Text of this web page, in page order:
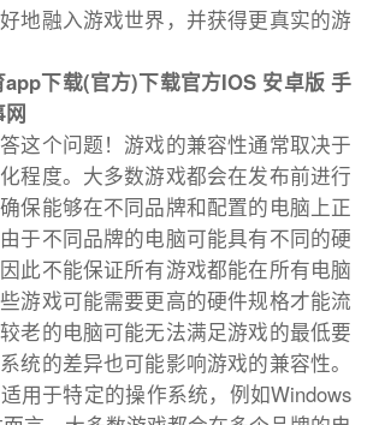
地融入游戏世界，并获得更真实的游
下载(官方)下载官方IOS 安卓版 手
这个问题！游戏的兼容性通常取决于
程度。大多数游戏都会在发布前进行
保能够在不同品牌和配置的电脑上正
于不同品牌的电脑可能具有不同的硬
此不能保证所有游戏都能在所有电脑
游戏可能需要更高的硬件规格才能流
老的电脑可能无法满足游戏的最低要
统的差异也可能影响游戏的兼容性。
用于特定的操作系统，例如Windows